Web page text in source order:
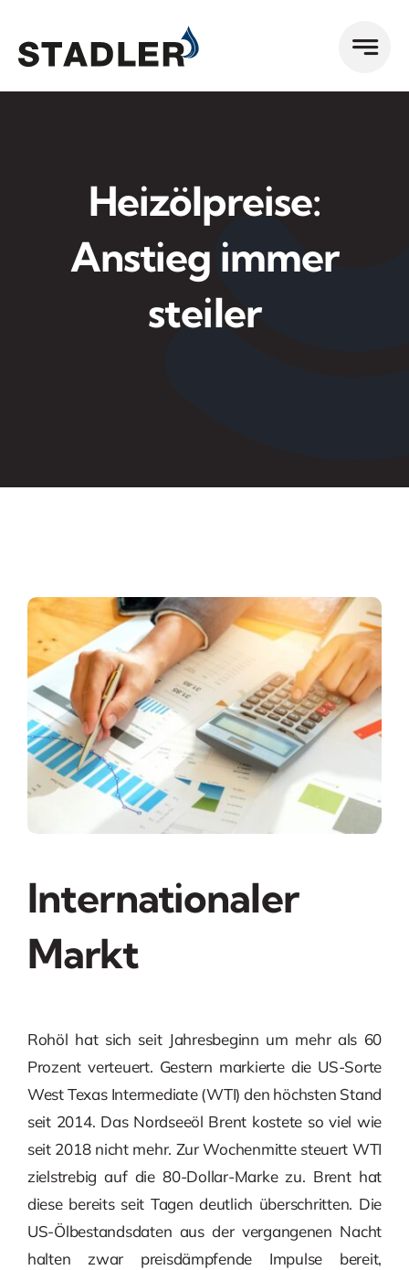
Inhalt
springen
Heizölpreise:
Anstieg immer
steiler
Internationaler
Markt
Rohöl hat sich seit Jahresbeginn um mehr als 60
Prozent verteuert. Gestern markierte die US-Sorte
West Texas Intermediate (WTI) den höchsten Stand
seit 2014. Das Nordseeöl Brent kostete so viel wie
seit 2018 nicht mehr. Zur Wochenmitte steuert WTI
zielstrebig auf die 80-Dollar-Marke zu. Brent hat
diese bereits seit Tagen deutlich überschritten. Die
US-Ölbestandsdaten aus der vergangenen Nacht
halten zwar preisdämpfende Impulse bereit,